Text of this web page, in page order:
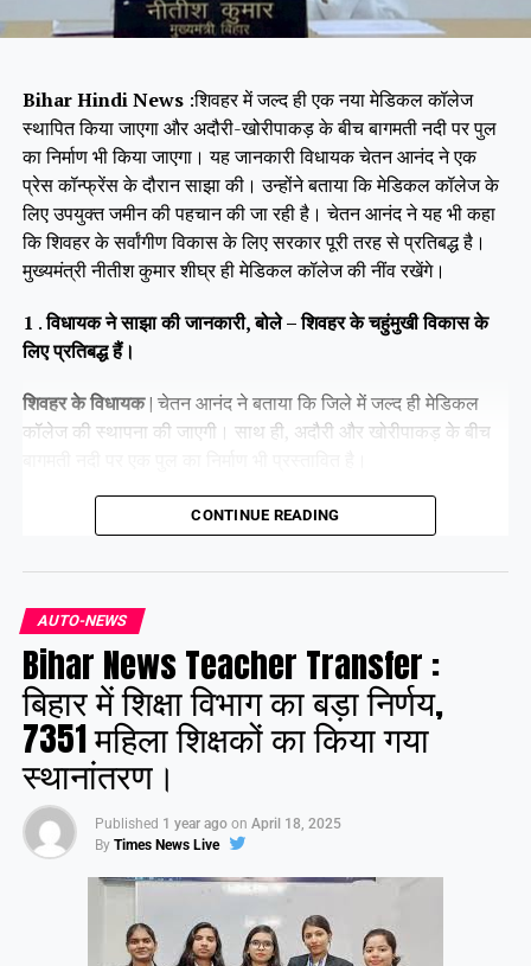
Bihar Hindi News :शिवहर में जल्द ही एक नया मेडिकल कॉलेज
स्थापित किया जाएगा और अदौरी-खोरीपाकड़ के बीच बागमती नदी पर पुल
का निर्माण भी किया जाएगा। यह जानकारी विधायक चेतन आनंद ने एक
प्रेस कॉन्फ्रेंस के दौरान साझा की। उन्होंने बताया कि मेडिकल कॉलेज के
लिए उपयुक्त जमीन की पहचान की जा रही है। चेतन आनंद ने यह भी कहा
कि शिवहर के सर्वांगीण विकास के लिए सरकार पूरी तरह से प्रतिबद्ध है।
मुख्यमंत्री नीतीश कुमार शीघ्र ही मेडिकल कॉलेज की नींव रखेंगे।
1 .विधायक ने साझा की जानकारी, बोले – शिवहर के चहुंमुखी विकास के
लिए प्रतिबद्ध हैं।
शिवहर के विधायक | चेतन आनंद ने बताया कि जिले में जल्द ही मेडिकल
कॉलेज की स्थापना की जाएगी। साथ ही, अदौरी और खोरीपाकड़ के बीच
चेतन आनंद ने बताया कि जिले में जल्द ही मेडिकल कॉलेज की
स्थापना की जाएगी। साथ ही, अदौरी और खोरीपाकड़ के बीच बागमती नदी
पर एक पुल का निर्माण भी प्रस्तावित है।
Share this:
Facebook X
Like this:
CONTINUE READING
AUTO-NEWS
Bihar News Teacher Transfer :
बिहार में शिक्षा विभाग का बड़ा निर्णय,
7351 महिला शिक्षकों का किया गया
स्थानांतरण।
Published 1 year ago on April 18, 2025
By Times News Live